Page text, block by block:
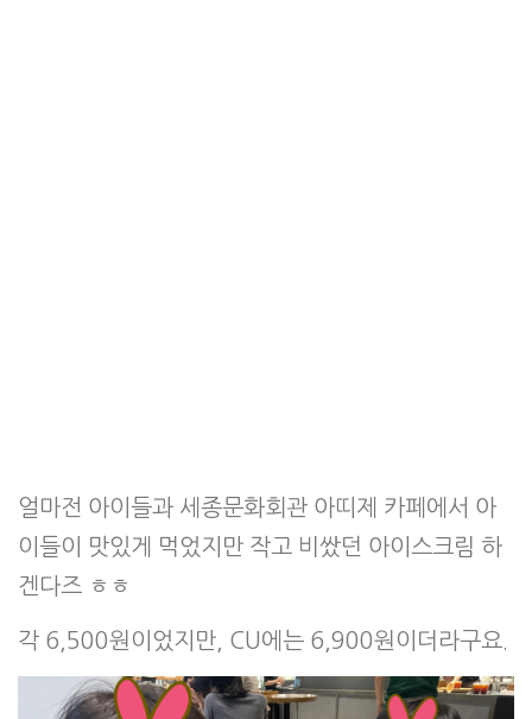
얼마전 아이들과 세종문화회관 아띠제 카페에서 아
이들이 맛있게 먹었지만 작고 비쌌던 아이스크림 하
겐다즈 ㅎㅎ
각 6,500원이었지만, CU에는 6,900원이더라구요.